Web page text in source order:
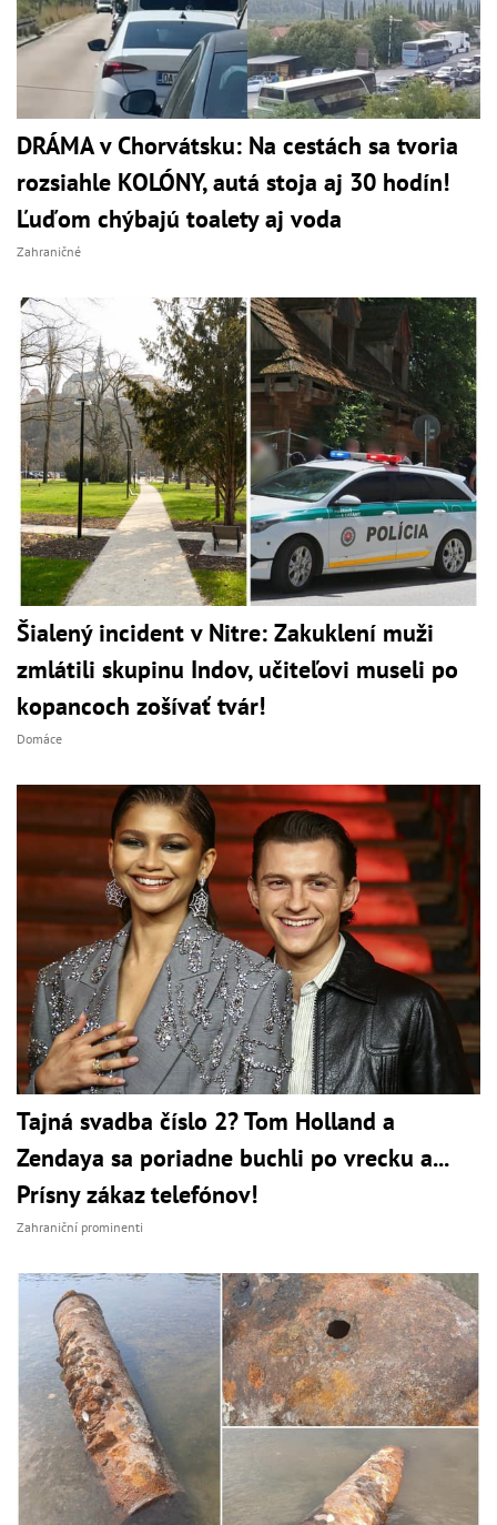
DRÁMA v Chorvátsku: Na cestách sa tvoria
rozsiahle KOLÓNY, autá stoja aj 30 hodín!
Ľuďom chýbajú toalety aj voda
Zahraničné
Šialený incident v Nitre: Zakuklení muži
zmlátili skupinu Indov, učiteľovi museli po
kopancoch zošívať tvár!
Domáce
Tajná svadba číslo 2? Tom Holland a
Zendaya sa poriadne buchli po vrecku a...
Prísny zákaz telefónov!
Zahraniční prominenti